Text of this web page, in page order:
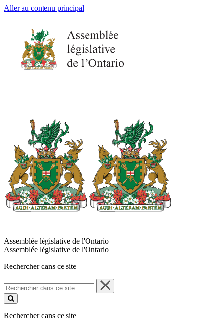
Aller au contenu principal
Assemblée législative de l'Ontario
Assemblée législative de l'Ontario
Rechercher dans ce site
Rechercher
dans
ce
Rechercher dans ce site